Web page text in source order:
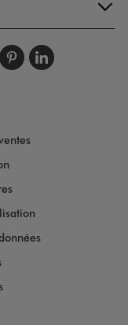
sursur
nousnous
Suivez-